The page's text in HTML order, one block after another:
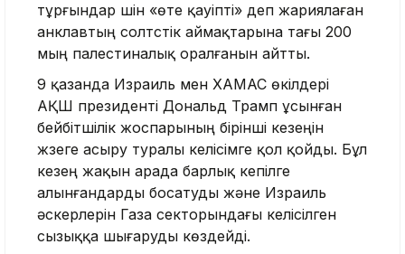
тұрғындар үшін «өте қауіпті» деп жариялаған
анклавтың солтүстік аймақтарына тағы 200
мың палестиналық оралғанын айтты.
9 қазанда Израиль мен ХАМАС өкілдері
АҚШ президенті Дональд Трамп ұсынған
бейбітшілік жоспарының бірінші кезеңін
жүзеге асыру туралы келісімге қол қойды. Бұл
кезең жақын арада барлық кепілге
алынғандарды босатуды және Израиль
әскерлерін Газа секторындағы келісілген
сызыққа шығаруды көздейді.